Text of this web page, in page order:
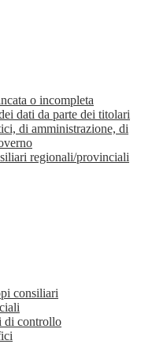
o incompleta
dati da parte dei titolari
di amministrazione, di
regionali/provinciali
consiliari
di controllo